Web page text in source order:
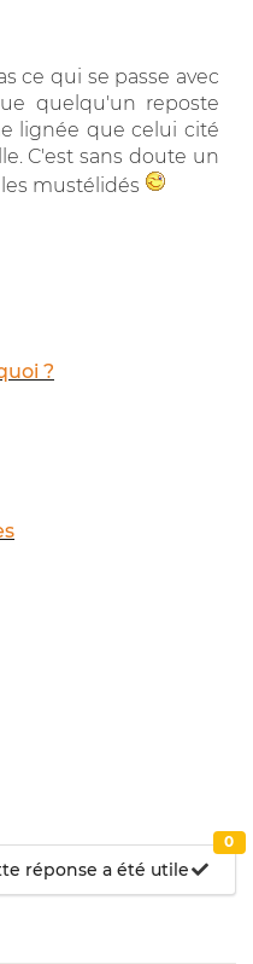
ce qui se passe avec
quelqu'un reposte
lignée que celui cité
C'est sans doute un
mustélidés
?
réponse a été utile
0